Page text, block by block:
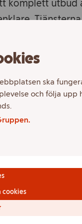
komplett utbud
villkor och
digitala kanaler
via telefon. En
i
ska
och följa upp
cookies